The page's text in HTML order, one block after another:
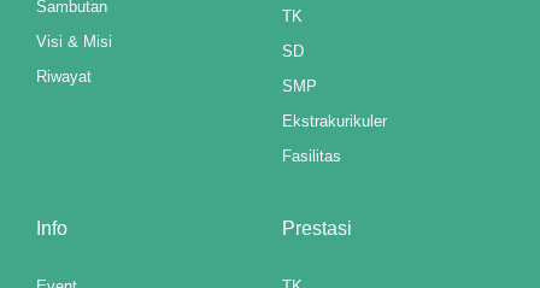
Sambutan
Visi & Misi
Riwayat
TK
SD
SMP
Ekstrakurikuler
Fasilitas
Info Prestasi